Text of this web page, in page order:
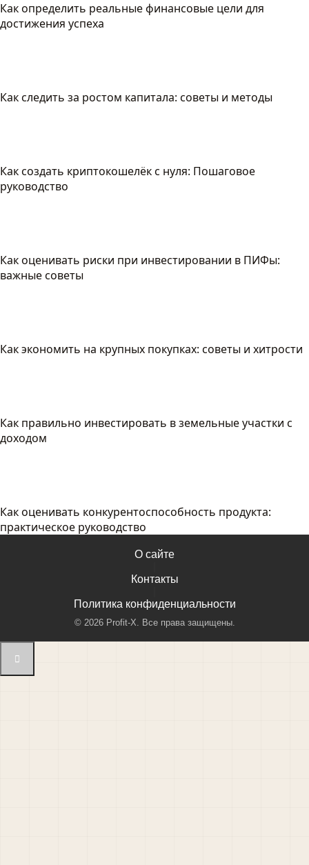
Как определить реальные финансовые цели для
достижения успеха
Как следить за ростом капитала: советы и методы
Как создать криптокошелёк с нуля: Пошаговое
руководство
Как оценивать риски при инвестировании в ПИФы:
важные советы
Как экономить на крупных покупках: советы и хитрости
Как правильно инвестировать в земельные участки с
доходом
Как оценивать конкурентоспособность продукта:
практическое руководство
О сайте
Контакты
Политика конфиденциальности
© 2026Profit-X. Все права защищены.